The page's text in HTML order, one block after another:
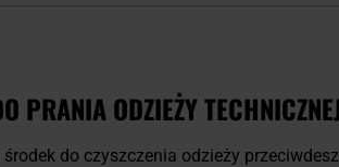
PRANIA ODZIEŻY
do czyszczenia odzieży